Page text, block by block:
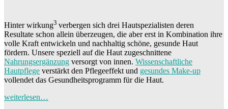
Hinter wirkung3 verbergen sich drei Hautspezialisten deren
Resultate schon allein überzeugen, die aber erst in Kombination ihre
volle Kraft entwickeln und nachhaltig schöne, gesunde Haut
fördern. Unsere speziell auf die Haut zugeschnittene
Nahrungsergänzung versorgt von innen. Wissenschaftliche
Hautpflege verstärkt den Pflegeeffekt und gesundes Make-up
vollendet das Gesundheitsprogramm für die Haut.
weiterlesen…